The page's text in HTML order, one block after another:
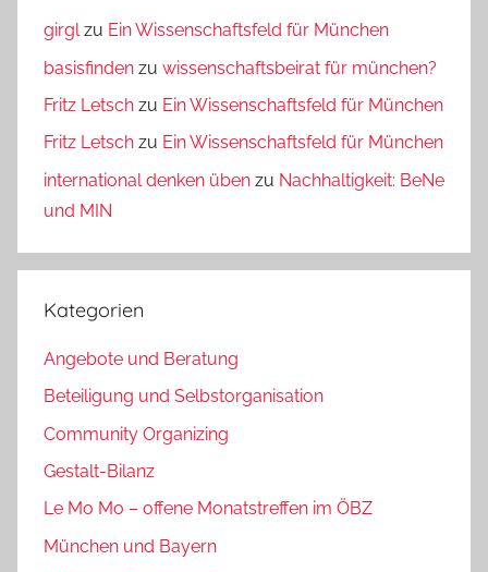
girglzu Ein Wissenschaftsfeld für München
basisfinden zu wissenschaftsbeirat für münchen?
Fritz Letsch zu Ein Wissenschaftsfeld für München
Fritz Letsch zu Ein Wissenschaftsfeld für München
international denken üben zu Nachhaltigkeit: BeNe
und MIN
Kategorien
Angebote und Beratung
Beteiligung und Selbstorganisation
Community Organizing
Gestalt-Bilanz
Le Mo Mo – offene Monatstreffen im ÖBZ
München und Bayern